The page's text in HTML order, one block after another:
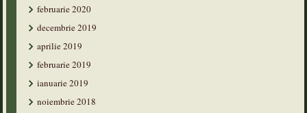
februarie 2020
decembrie 2019
aprilie 2019
februarie 2019
ianuarie 2019
noiembrie 2018